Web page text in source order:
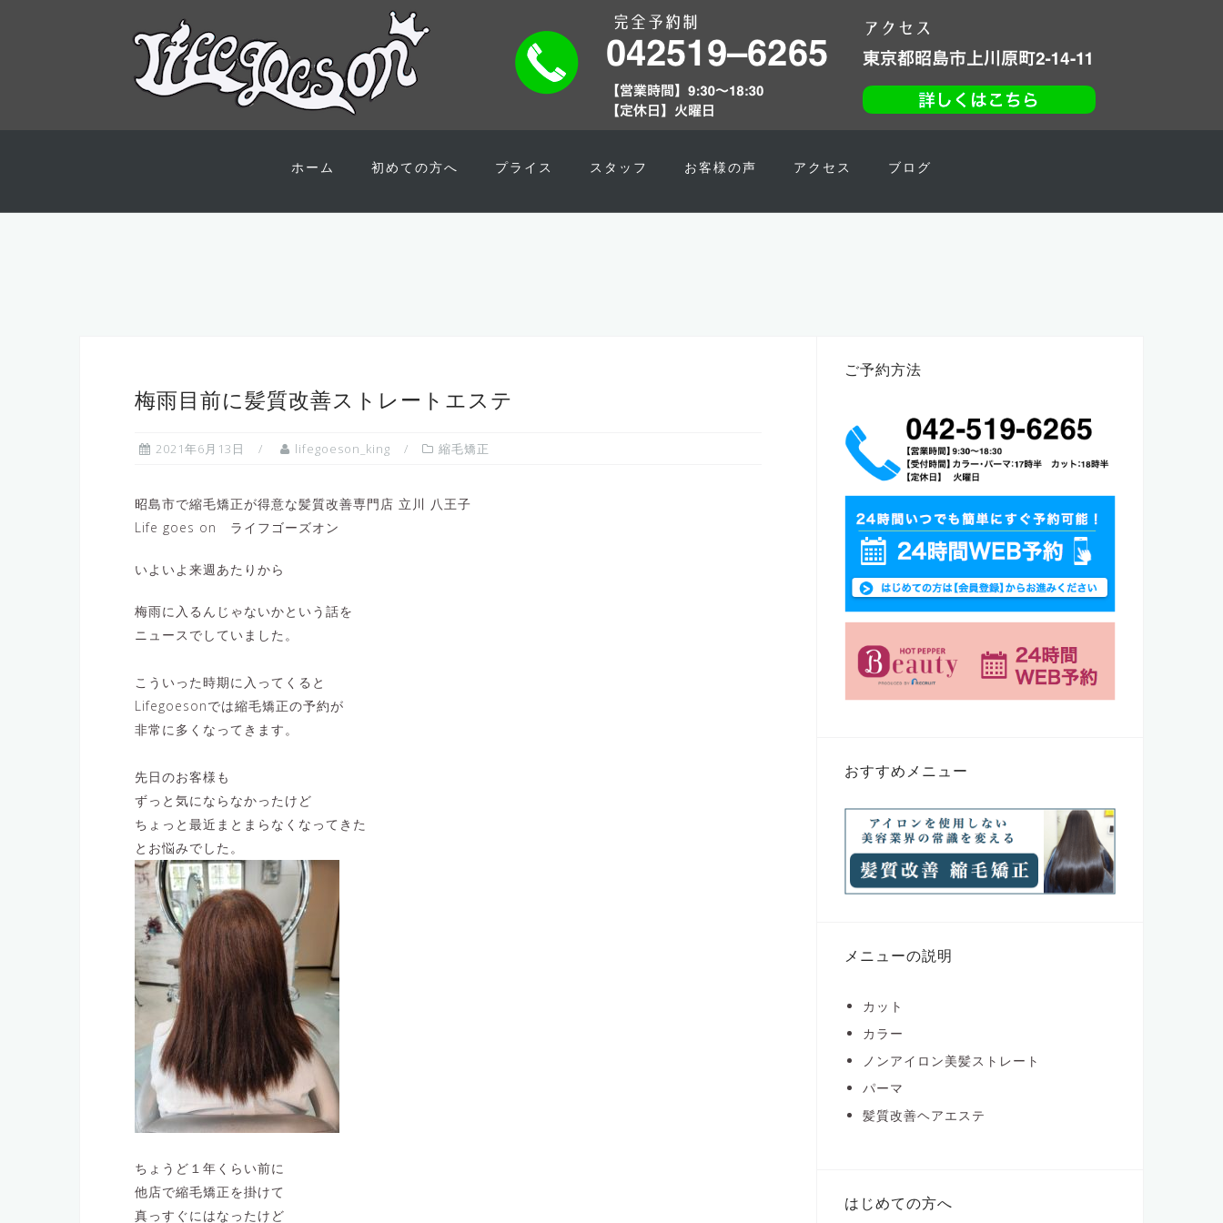
ン
ホーム 初めての方へ プライス スタッフ お客様の声 アクセス ブログ
梅雨目前に髪質改善ストレートエステ
2021年6月13日 lifegoeson_king 縮毛矯正
昭島市で縮毛矯正が得意な髪質改善専門店 立川 八王子
Life goes on ライフゴーズオン
いよいよ来週あたりから
梅雨に入るんじゃないかという話を
ニュースでしていました。
こういった時期に入ってくると
Lifegoesonでは縮毛矯正の予約が
非常に多くなってきます。
先日のお客様も
ずっと気にならなかったけど
ちょっと最近まとまらなくなってきた
とお悩みでした。
ちょうど１年くらい前に
他店で縮毛矯正を掛けて
真っすぐにはなったけど
ご予約方法
おすすめメニュー
メニューの説明
カット
カラー
ノンアイロン美髪ストレート
パーマ
髪質改善ヘアエステ
はじめての方へ